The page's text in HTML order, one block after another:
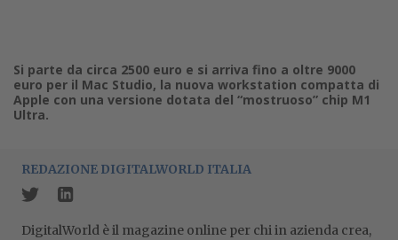
Si parte da circa 2500 euro e si arriva fino a oltre 9000
euro per il Mac Studio, la nuova workstation compatta di
Apple con una versione dotata del “mostruoso” chip M1
Ultra.
REDAZIONE DIGITALWORLD ITALIA
DigitalWorld è il magazine online per chi in azienda crea,